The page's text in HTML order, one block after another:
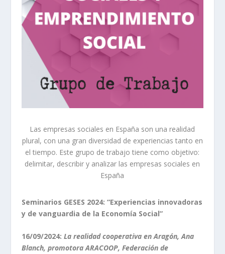
Las empresas sociales en España son una realidad
plural, con una gran diversidad de experiencias tanto en
el tiempo. Este grupo de trabajo tiene como objetivo:
delimitar, describir y analizar las empresas sociales en
España
Seminarios GESES 2024: “Experiencias innovadoras
y de vanguardia de la Economía Social”
16/09/2024: La realidad cooperativa en Aragón, Ana
Blanch, promotora ARACOOP, Federación de